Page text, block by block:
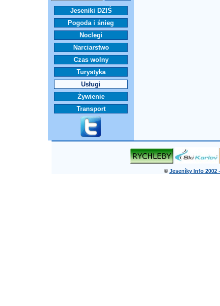
Jeseniki DZIŚ
Pogoda i śnieg
Noclegi
Narciarstwo
Czas wolny
Turystyka
Usługi
Żywienie
Transport
© Jeseníky Info 2002